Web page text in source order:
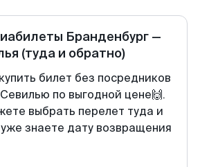
Бранденбург—
(туда и обратно)
билет без посредников
по выгодной цене🙌.
выбрать перелет туда и
знаете дату возвращения